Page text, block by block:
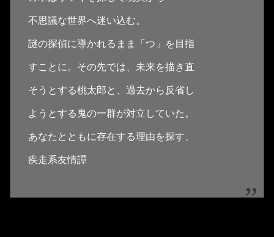
不思議な世界へ迷い込む。
謎の探偵に導かれるまま「つ」を目指
すことに。その先では、未来を描き直
そうとする桃太郎と、過去から反省し
ようとする鬼の一群が対立していた。
あなたとともに存在する理由を探す、
疾走系友情譚